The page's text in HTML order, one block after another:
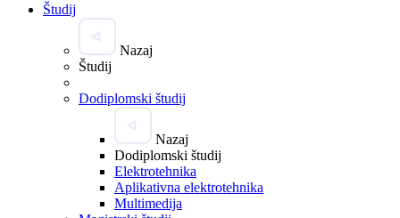
Študij
Nazaj
Študij
Dodiplomski študij
Nazaj
Dodiplomski študij
Elektrotehnika
Aplikativna elektrotehnika
Multimedija